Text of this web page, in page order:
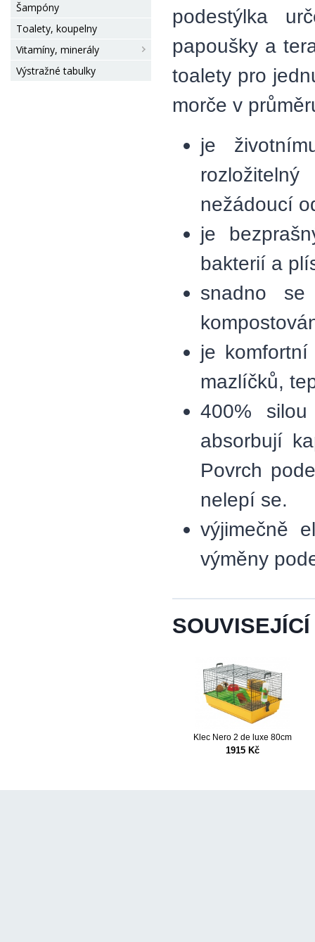
Šampóny
Toalety, koupelny
Vitamíny, minerály
Výstražné tabulky
podestýlka
papoušky a
toalety pro
morče v
je
nežádoucí
je
bakterií a
snadno
je
mazlíčků,
400%
absorbují
Povrch
nelepí se.
výjimečně
výměny
Klec Nero 2 de luxe 80cm
1915 Kč